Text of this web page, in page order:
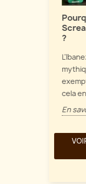
?
cela
En